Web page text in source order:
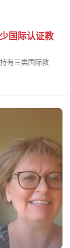
国际认证教
有三类国际教